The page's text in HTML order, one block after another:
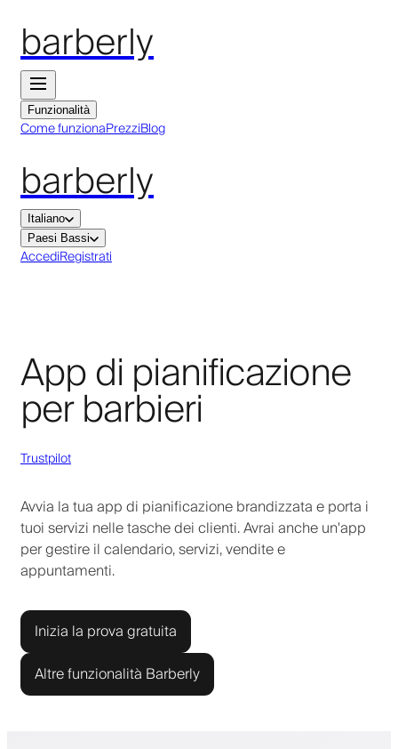
barberly
Funzionalità
Come funzionaPrezziBlog
barberly
Italiano
Paesi Bassi
AccediRegistrati
App di pianificazione
per barbieri
Trustpilot
Avvia la tua app di pianificazione brandizzata e porta i
tuoi servizi nelle tasche dei clienti. Avrai anche un'app
per gestire il calendario, servizi, vendite e
appuntamenti.
Inizia la prova gratuita
Altre funzionalità Barberly